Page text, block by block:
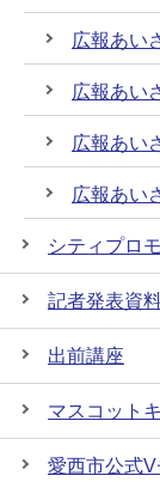
広報あい
広報あい
広報あい
広報あい
シティプロ
記者発表資
出前講座
マスコット
愛西市公式V